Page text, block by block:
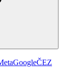
GoogleČEZ